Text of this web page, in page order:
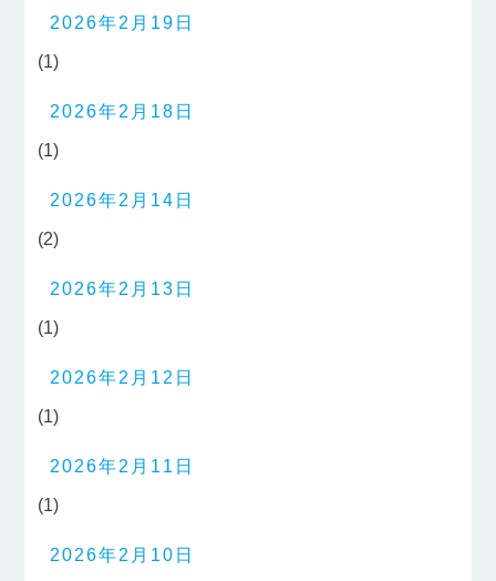
2026年2月19日
(1)
2026年2月18日
(1)
2026年2月14日
(2)
2026年2月13日
(1)
2026年2月12日
(1)
2026年2月11日
(1)
2026年2月10日